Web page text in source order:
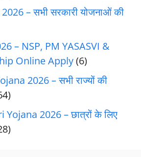
– सभी सरकारी योजनाओं की
– NSP, PM YASASVI &
Online Apply(6)
2026 – सभी राज्यों की
2026 – छात्रों के लिए